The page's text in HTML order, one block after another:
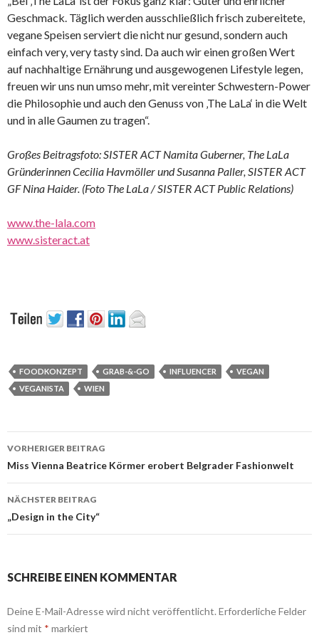
Geschmack. Täglich werden ausschließlich frisch zubereitete,
vegane Speisen serviert die nicht nur gesund, sondern auch
einfach very, very tasty sind. Da auch wir einen großen Wert
auf nachhaltige Ernährung und ausgewogenen Lifestyle legen,
freuen wir uns nun umso mehr, mit vereinter Schwestern-Power
die Philosophie und auch den Genuss von ‚The LaLa‘ in die Welt
und in alle Gaumen zu tragen“.
Großes Beitragsfoto: SISTER ACT Namita Guberner, The LaLa
Gründerinnen Cecilia Havmöller und Susanna Paller, SISTER ACT
GF Nina Haider. (Foto The LaLa / SISTER ACT Public Relations)
www.the-lala.com
www.sisteract.at
FOODKONZEPT GRAB-&-GO INFLUENCER
VEGAN
VEGANISTA
WIEN
Beitrags-
Navigation
VORHERIGER BEITRAG
Miss Vienna Beatrice Körmer erobert Belgrader Fashionwelt
NÄCHSTER BEITRAG
„Design in the City“
SCHREIBE EINEN KOMMENTAR
Deine E-Mail-Adresse wird nicht veröffentlicht. Erforderliche Felder
sind mit * markiert